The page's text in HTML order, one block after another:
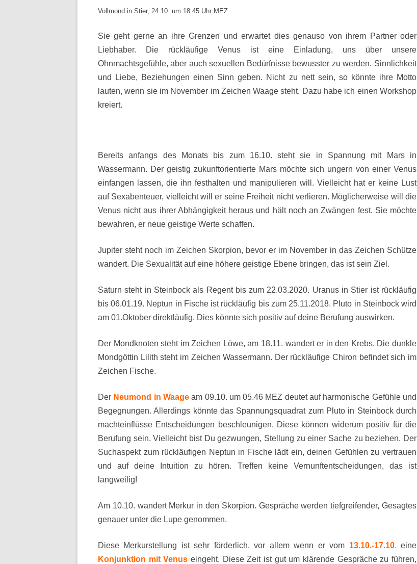
Vollmond in Stier, 24.10. um 18.45 Uhr MEZ
Sie geht gerne an ihre Grenzen und erwartet dies genauso von ihrem Partner oder
Liebhaber. Die rückläufige Venus ist eine Einladung, uns über unsere
Ohnmachtsgefühle, aber auch sexuellen Bedürfnisse bewusster zu werden. Sinnlichkeit
und Liebe, Beziehungen einen Sinn geben. Nicht zu nett sein, so könnte ihre Motto
lauten, wenn sie im November im Zeichen Waage steht. Dazu habe ich einen Workshop
kreiert.
Bereits anfangs des Monats bis zum 16.10. steht sie in Spannung mit Mars in
Wassermann. Der geistig zukunftorientierte Mars möchte sich ungern von einer Venus
einfangen lassen, die ihn festhalten und manipulieren will. Vielleicht hat er keine Lust
auf Sexabenteuer, vielleicht will er seine Freiheit nicht verlieren. Möglicherweise will die
Venus nicht aus ihrer Abhängigkeit heraus und hält noch an Zwängen fest. Sie möchte
bewahren, er neue geistige Werte schaffen.
Jupiter steht noch im Zeichen Skorpion, bevor er im November in das Zeichen Schütze
wandert. Die Sexualität auf eine höhere geistige Ebene bringen, das ist sein Ziel.
Saturn steht in Steinbock als Regent bis zum 22.03.2020. Uranus in Stier ist rückläufig
bis 06.01.19. Neptun in Fische ist rückläufig bis zum 25.11.2018. Pluto in Steinbock wird
am 01.Oktober direktläufig. Dies könnte sich positiv auf deine Berufung auswirken.
Der Mondknoten steht im Zeichen Löwe, am 18.11. wandert er in den Krebs. Die dunkle
Mondgöttin Lilith steht im Zeichen Wassermann. Der rückläufige Chiron befindet sich im
Zeichen Fische.
Der Neumond in Waageam 09.10. um 05.46 MEZ deutet auf harmonische Gefühle und
Begegnungen. Allerdings könnte das Spannungsquadrat zum Pluto in Steinbock durch
machteinflüsse Entscheidungen beschleunigen. Diese können widerum positiv für die
Berufung sein. Vielleicht bist Du gezwungen, Stellung zu einer Sache zu beziehen. Der
Suchaspekt zum rückläufigen Neptun in Fische lädt ein, deinen Gefühlen zu vertrauen
und auf deine Intuition zu hören. Treffen keine Vernunftentscheidungen, das ist
langweilig!
Am 10.10. wandert Merkur in den Skorpion. Gespräche werden tiefgreifender, Gesagtes
genauer unter die Lupe genommen.
Diese Merkurstellung ist sehr förderlich, vor allem wenn er vom 13.10.-17.10. eine
Konjunktion mit Venus eingeht. Diese Zeit ist gut um klärende Gespräche zu führen,